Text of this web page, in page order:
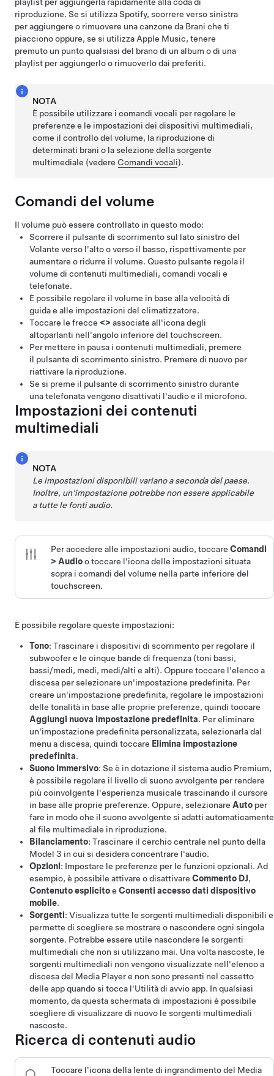
riproduzione. Se si utilizza Spotify, scorrere verso sinistra
per aggiungere o rimuovere una canzone da Brani che ti
piacciono oppure, se si utilizza Apple Music, tenere
premuto un punto qualsiasi del brano di un album o di una
playlist per aggiungerlo o rimuoverlo dai preferiti.
NOTA
È possibile utilizzare i comandi vocali per regolare le
preferenze e le impostazioni dei dispositivi multimediali,
come il controllo del volume, la riproduzione di
determinati brani o la selezione della sorgente
multimediale (vedere Comandi vocali).
Comandi del volume
Il volume può essere controllato in questo modo:
Scorrere il pulsante di scorrimento sul lato sinistro del
Volante verso l'alto o verso il basso, rispettivamente per
aumentare o ridurre il volume. Questo pulsante regola il
volume di contenuti multimediali, comandi vocali e
telefonate.
È possibile regolare il volume in base alla velocità di
guida e alle impostazioni del climatizzatore.
Toccare le frecce <> associate all'icona degli
altoparlanti nell'angolo inferiore del touchscreen.
Per mettere in pausa i contenuti multimediali, premere
il pulsante di scorrimento sinistro. Premere di nuovo per
riattivare la riproduzione.
Se si preme il pulsante di scorrimento sinistro durante
una telefonata vengono disattivati l'audio e il microfono.
Impostazioni dei contenuti
multimediali
NOTA
Le impostazioni disponibili variano a seconda del paese.
Inoltre, un'impostazione potrebbe non essere applicabile
a tutte le fonti audio.
Per accedere alle impostazioni audio, toccareComandi
> Audioo toccare l'icona delle impostazioni situata
sopra i comandi del volume nella parte inferiore del
touchscreen.
È possibile regolare queste impostazioni:
Tono: Trascinare i dispositivi di scorrimento per regolare il
subwoofer e le cinque bande di frequenza (toni bassi,
bassi/medi, medi, medi/alti e alti). Oppure toccare l'elenco a
discesa per selezionare un'impostazione predefinita. Per
creare un'impostazione predefinita, regolare le impostazioni
delle tonalità in base alle proprie preferenze, quindi toccare
Aggiungi nuova impostazione predefinita. Per eliminare
un'impostazione predefinita personalizzata, selezionarla dal
menu a discesa, quindi toccare Elimina impostazione
predefinita.
Suono immersivo: Se è in dotazione il sistema audio Premium,
è possibile regolare il livello di suono avvolgente per rendere
più coinvolgente l'esperienza musicale trascinando il cursore
in base alle proprie preferenze. Oppure, selezionare Auto per
fare in modo che il suono avvolgente si adatti automaticamente
al file multimediale in riproduzione.
Bilanciamento: Trascinare il cerchio centrale nel punto della
Model 3 in cui si desidera concentrare l'audio.
Opzioni: Impostare le preferenze per le funzioni opzionali. Ad
esempio, è possibile attivare o disattivare Commento DJ,
Contenuto esplicitoe Consenti accesso dati dispositivo
mobile.
Sorgenti: Visualizza tutte le sorgenti multimediali disponibili e
permette di scegliere se mostrare o nascondere ogni singola
sorgente. Potrebbe essere utile nascondere le sorgenti
multimediali che non si utilizzano mai. Una volta nascoste, le
sorgenti multimediali non vengono visualizzate nell'elenco a
discesa del Media Player e non sono presenti nel cassetto
delle app quando si tocca l'Utilità di avvio app. In qualsiasi
momento, da questa schermata di impostazioni è possibile
scegliere di visualizzare di nuovo le sorgenti multimediali
nascoste.
Ricerca di contenuti audio
Toccare l'icona della lente di ingrandimento del Media